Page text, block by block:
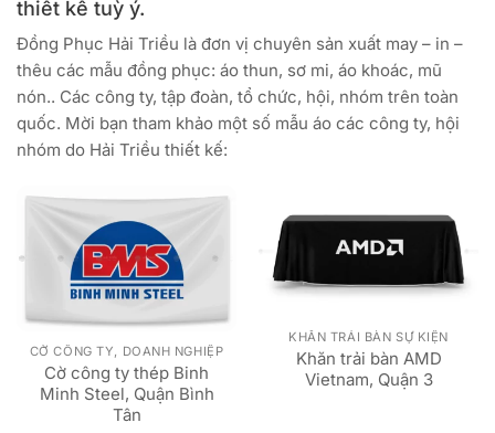
thiết kế tuỳ ý.
Đồng Phục Hải Triều là đơn vị chuyên sản xuất may – in –
thêu các mẫu đồng phục: áo thun, sơ mi, áo khoác, mũ
nón.. Các công ty, tập đoàn, tổ chức, hội, nhóm trên toàn
quốc. Mời bạn tham khảo một số mẫu áo các công ty, hội
nhóm do Hải Triều thiết kế:
CỜ CÔNG TY, DOANH NGHIỆP
Cờ công ty thép Binh
Minh Steel, Quận Bình
Tân
KHĂN TRẢI BÀN SỰ KIỆN
Khăn trải bàn AMD
Vietnam, Quận 3